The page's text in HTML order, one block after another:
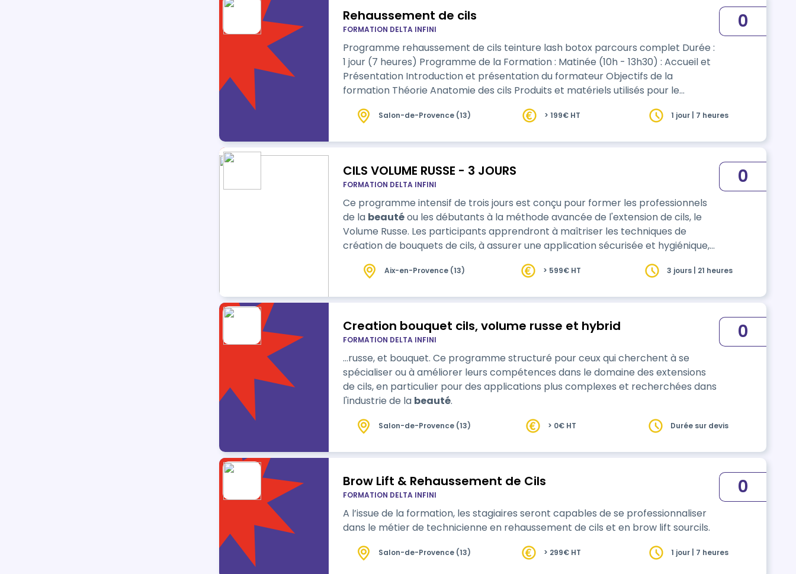
Rehaussement de cils
FORMATION DELTA INFINI
Programme rehaussement de cils teinture lash botox parcours complet Durée :
1 jour (7 heures) Programme de la Formation : Matinée (10h - 13h30) : Accueil et
Présentation Introduction et présentation du formateur Objectifs de la
formation Théorie Anatomie des cils Produits et matériels utilisés pour le
0
Salon-de-Provence (13) > 199€ HT 1 jour | 7 heures
CILS VOLUME RUSSE - 3 JOURS
FORMATION DELTA INFINI
Ce programme intensif de trois jours est conçu pour former les professionnels
de la beautéou les débutants à la méthode avancée de l'extension de cils, le
Volume Russe. Les participants apprendront à maîtriser les techniques de
création de bouquets de cils, à assurer une application sécurisée et hygiénique,
0
Aix-en-Provence (13) > 599€ HT 3 jours | 21 heures
Creation bouquet cils, volume russe et hybrid
FORMATION DELTA INFINI
…russe, et bouquet. Ce programme structuré pour ceux qui cherchent à se
spécialiser ou à améliorer leurs compétences dans le domaine des extensions
de cils, en particulier pour des applications plus complexes et recherchées dans
l'industrie de la beauté.
0
Salon-de-Provence (13) > 0€ HT Durée sur devis
Brow Lift & Rehaussement de Cils
FORMATION DELTA INFINI
A l’issue de la formation, les stagiaires seront capables de se professionnaliser
dans le métier de technicienne en rehaussement de cils et en brow lift sourcils.
0
Salon-de-Provence (13) > 299€ HT 1 jour | 7 heures